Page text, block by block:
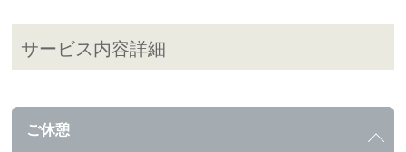
サービス内容詳細
ご休憩